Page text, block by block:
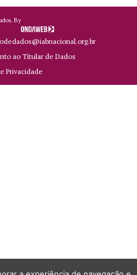
By
ao Titular de Dados
Privacidade